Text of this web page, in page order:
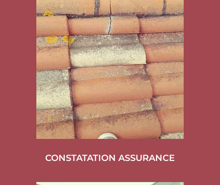
CONSTATATION ASSURANCE